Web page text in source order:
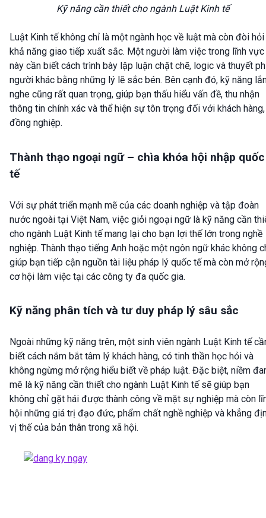
Kỹ năng cần thiết cho ngành Luật Kinh tế
Luật Kinh tế không chỉ là một ngành học về luật mà còn đòi hỏi
khả năng giao tiếp xuất sắc. Một người làm việc trong lĩnh vực
này cần biết cách trình bày lập luận chặt chẽ, logic và thuyết
người khác bằng những lý lẽ sắc bén. Bên cạnh đó, kỹ năng
nghe cũng rất quan trọng, giúp bạn thấu hiểu vấn đề, thu nhận
thông tin chính xác và thể hiện sự tôn trọng đối với khách hàng,
đồng nghiệp.
Thành thạo ngoại ngữ – chìa khóa hội nhập quốc
tế
Với sự phát triển mạnh mẽ của các doanh nghiệp và tập đoàn
nước ngoài tại Việt Nam, việc giỏi ngoại ngữ là kỹ năng cần
cho ngành Luật Kinh tế mang lại cho bạn lợi thế lớn trong nghề
nghiệp. Thành thạo tiếng Anh hoặc một ngôn ngữ khác không
giúp bạn tiếp cận nguồn tài liệu pháp lý quốc tế mà còn mở
cơ hội làm việc tại các công ty đa quốc gia.
Kỹ năng phân tích và tư duy pháp lý sâu sắc
Ngoài những kỹ năng trên, một sinh viên ngành Luật Kinh tế
biết cách nắm bắt tâm lý khách hàng, có tinh thần học hỏi và
không ngừng mở rộng hiểu biết về pháp luật. Đặc biệt, niềm
mê là kỹ năng cần thiết cho ngành Luật Kinh tế sẽ giúp bạn
không chỉ gặt hái được thành công về mặt sự nghiệp mà còn
hội những giá trị đạo đức, phẩm chất nghề nghiệp và khẳng
vị thế của bản thân trong xã hội.